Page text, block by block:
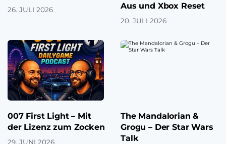
26. JULI 2026
Aus und Xbox Reset
20. JULI 2026
007 First Light – Mit
der Lizenz zum Zocken
29. JUNI 2026
The Mandalorian &
Grogu – Der Star Wars
Talk